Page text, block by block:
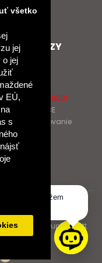
jej
o jej
EÚ,
s
všetko
ODKAZY
kvality ISO 9001
zóna RAABE
na prelistovanie
s.r.o.
skupiny Klett.
ako vám môžem